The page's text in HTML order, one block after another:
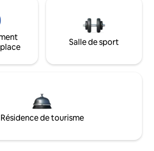
Salle de sport
Résidence de tourisme